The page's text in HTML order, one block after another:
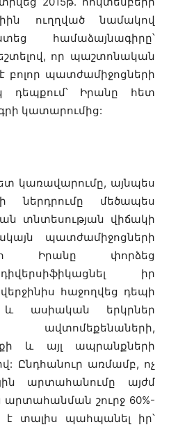
ուղղված նամակով
համաձայնագիրը՝
որ պաշտոնական
բոլոր պատժամիջոցների
դեպքում՝ Իրանը հետ
կատարումից:
կառավարումը, այնպես
ներդրումը մեծապես
տնտեսության վիճակի
պատժամիջոցների
Իրանը փորձեց
իր
հաջողվեց դեպի
և ասիական երկրներ
ավտոմեքենաների,
և այլ ապրանքների
Ընդհանուր առմամբ, ոչ
արտահանումը այժմ
շուրջ 60%-
է տալիս պահպանել իր՝